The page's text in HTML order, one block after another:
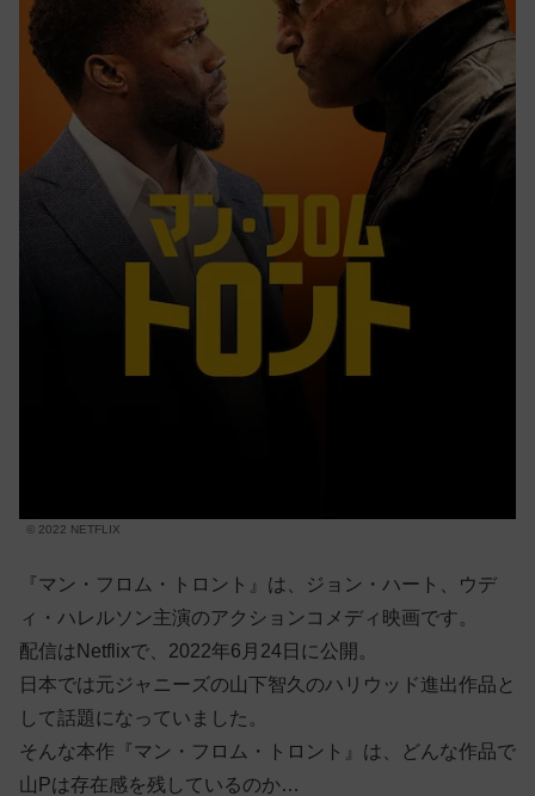
© 2022 NETFLIX
『マン・フロム・トロント』は、ジョン・ハート、ウデ
ィ・ハレルソン主演のアクションコメディ映画です。
配信はNetflixで、2022年6月24日に公開。
日本では元ジャニーズの山下智久のハリウッド進出作品と
して話題になっていました。
そんな本作『マン・フロム・トロント』は、どんな作品で
山Pは存在感を残しているのか…